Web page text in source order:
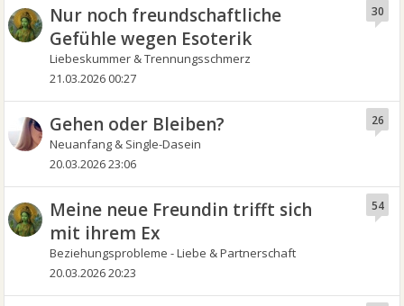
Nur noch freundschaftliche
Gefühle wegen Esoterik
Liebeskummer & Trennungsschmerz
30
21.03.2026 00:27
Gehen oder Bleiben?
Neuanfang & Single-Dasein
26
20.03.2026 23:06
Meine neue Freundin trifft sich
mit ihrem Ex
Beziehungsprobleme - Liebe & Partnerschaft
54
20.03.2026 20:23